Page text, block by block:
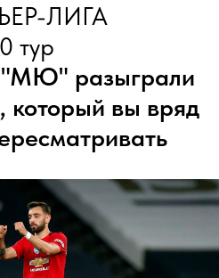
ЛИГА
тур
"МЮ" разыграли
который вы вряд